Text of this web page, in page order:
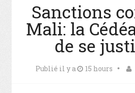
Sanctions
Mali: la
de se
Publié il y a 15 hours